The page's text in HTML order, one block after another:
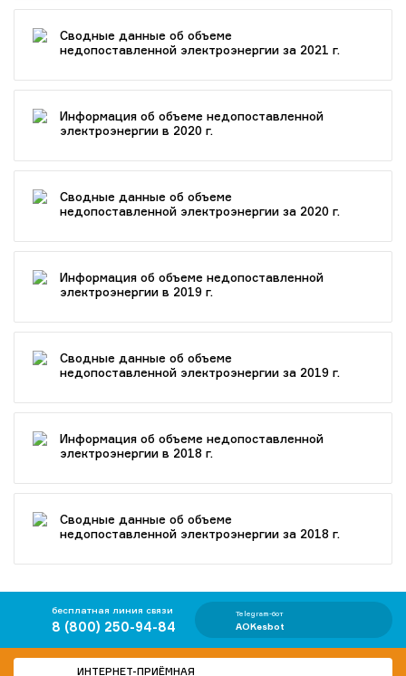
Сводные данные об объеме
недопоставленной электроэнергии за 2021 г.
Информация об объеме недопоставленной
электроэнергии в 2020 г.
Сводные данные об объеме
недопоставленной электроэнергии за 2020 г.
Информация об объеме недопоставленной
электроэнергии в 2019 г.
Сводные данные об объеме
недопоставленной электроэнергии за 2019 г.
Информация об объеме недопоставленной
электроэнергии в 2018 г.
Сводные данные об объеме
недопоставленной электроэнергии за 2018 г.
бесплатная линия связи
8 (800) 250-94-84
Telegram-бот
AOKesbot
ИНТЕРНЕТ-ПРИЁМНАЯ